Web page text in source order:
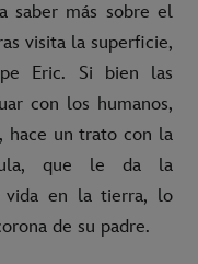
saber más sobre el
visita la superficie,
Eric. Si bien las
con los humanos,
hace un trato con la
que le da la
vida en la tierra, lo
de su padre.